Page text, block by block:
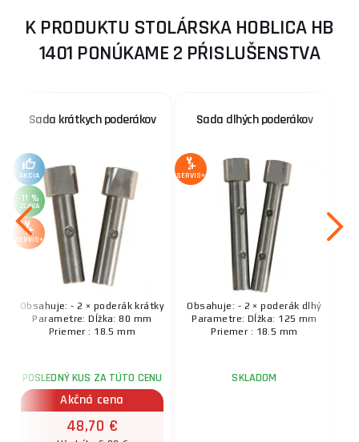
K PRODUKTU STOLÁRSKA HOBLICA HB
1401 PONÚKAME 2 PŔISLUŠENSTVA
Sada krátkych poderákov
AKCIA
-11 %
ZĽAVA
SERVIS+
Obsahuje: - 2 × poderák krátky
Parametre: Dĺžka: 80 mm
Priemer : 18.5 mm
POSLEDNÝ KUS ZA TÚTO CENU
Akčná cena
48,70 €
Sada dlhých poderákov
SERVIS+
Obsahuje: - 2 × poderák dlhý
Parametre: Dĺžka: 125 mm
Priemer : 18.5 mm
SKLADOM